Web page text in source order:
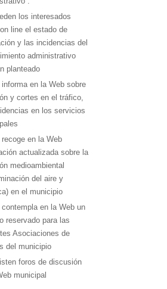
los interesados
line el estado de
y las incidencias del
administrativo
planteado
en la Web sobre
y cortes en el tráfico,
en los servicios
en la Web
actualizada sobre la
medioambiental
del aire y
en el municipio
en la Web un
reservado para las
Asociaciones de
del municipio
foros de discusión
municipal